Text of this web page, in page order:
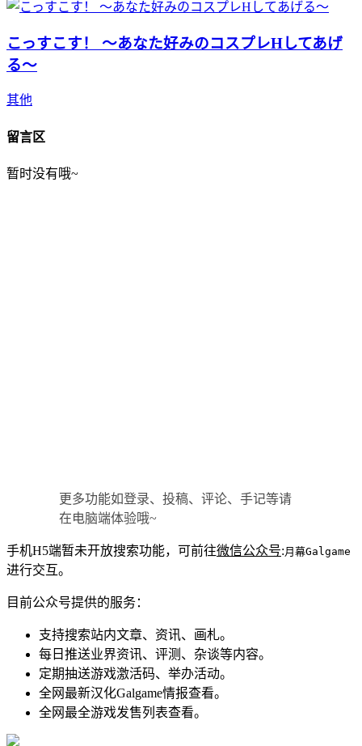
こっすこす！ ～あなた好みのコスプレHしてあげ
る～
其他
留言区
暂时没有哦~
更多功能如登录、投稿、评论、手记等请
在电脑端体验哦~
手机H5端暂未开放搜索功能，可前往微信公众号:月幕Galgame
进行交互。
目前公众号提供的服务：
支持搜索站内文章、资讯、画札。
每日推送业界资讯、评测、杂谈等内容。
定期抽送游戏激活码、举办活动。
全网最新汉化Galgame情报查看。
全网最全游戏发售列表查看。